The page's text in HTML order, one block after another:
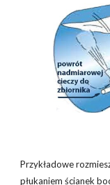
Przykładowe
płukaniem ścianek